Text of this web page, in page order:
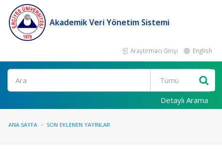
Akademik Veri Yönetim Sistemi
Araştırmacı Girişi English
Ara
Detaylı Arama
ANA SAYFA SON EKLENEN YAYINLAR